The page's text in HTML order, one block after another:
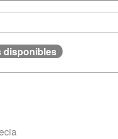
disponibles